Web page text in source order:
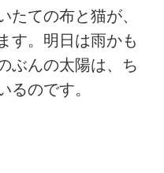
たての布と猫が、
す。明日は雨かも
ぶんの太陽は、ち
るのです。